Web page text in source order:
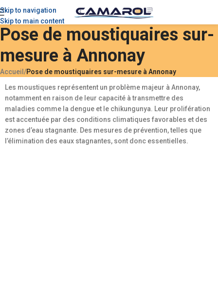
Skip to navigation
Skip to main content
Pose de moustiquaires sur-
mesure à Annonay
Accueil /Pose de moustiquaires sur-mesure à Annonay
Les moustiques représentent un problème majeur à Annonay,
notamment en raison de leur capacité à transmettre des
maladies comme la dengue et le chikungunya. Leur prolifération
est accentuée par des conditions climatiques favorables et des
zones d’eau stagnante. Des mesures de prévention, telles que
l’élimination des eaux stagnantes, sont donc essentielles.